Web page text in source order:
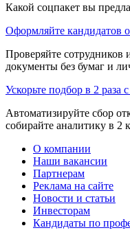
Какой соцпакет вы
Оформляйте кандидатов
Проверяйте сотрудников
документы без бумаг и
Ускорьте подбор в 2 раза
Автоматизируйте сбор
собирайте аналитику в 2
О компании
Наши вакансии
Партнерам
Реклама на сайте
Новости и статьи
Инвесторам
Кандидаты по